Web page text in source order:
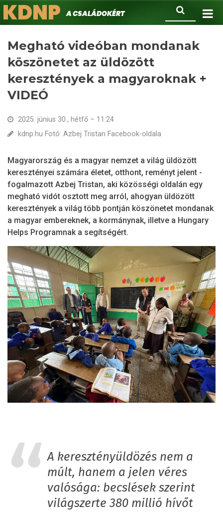
Ugrás
a
Keresés
KDNPA családokért.
Megható videóban mondanak
köszönetet az üldözött
keresztények a magyaroknak +
VIDEÓ
2025. június 30., hétfő – 11:24
kdnp.hu Fotó: Azbej Tristan Facebook-oldala
Magyarország és a magyar nemzet a világ üldözött
keresztényei számára életet, otthont, reményt jelent -
fogalmazott Azbej Tristan, aki közösségi oldalán egy
megható vidót osztott meg arról, ahogyan üldözött
keresztények a világ több pontján köszönetet mondanak
a magyar embereknek, a kormánynak, illetve a Hungary
Helps Programnak a segítségért.
A keresztényüldözés nem a
múlt, hanem a jelen véres
valósága: becslések szerint
világszerte 380 millió hívőt